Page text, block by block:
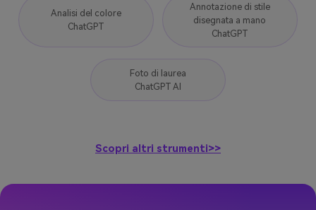
Analisi del colore
ChatGPT
Annotazione di stile
disegnata a mano
ChatGPT
Foto di laurea
ChatGPT AI
Scopri altri strumenti>>